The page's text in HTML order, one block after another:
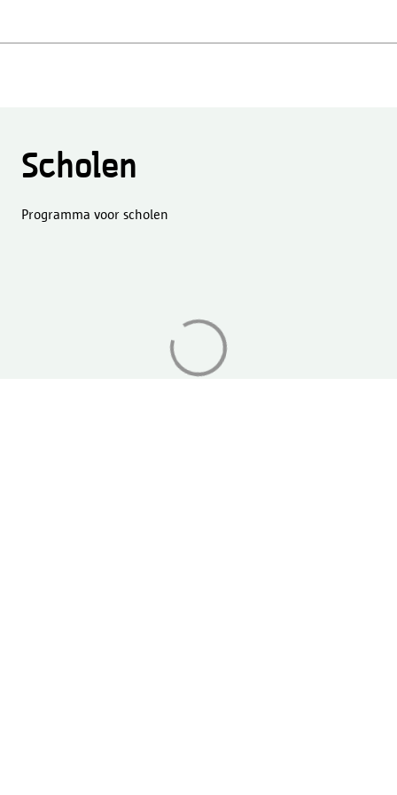
Scholen
Programma voor scholen
Aan
het